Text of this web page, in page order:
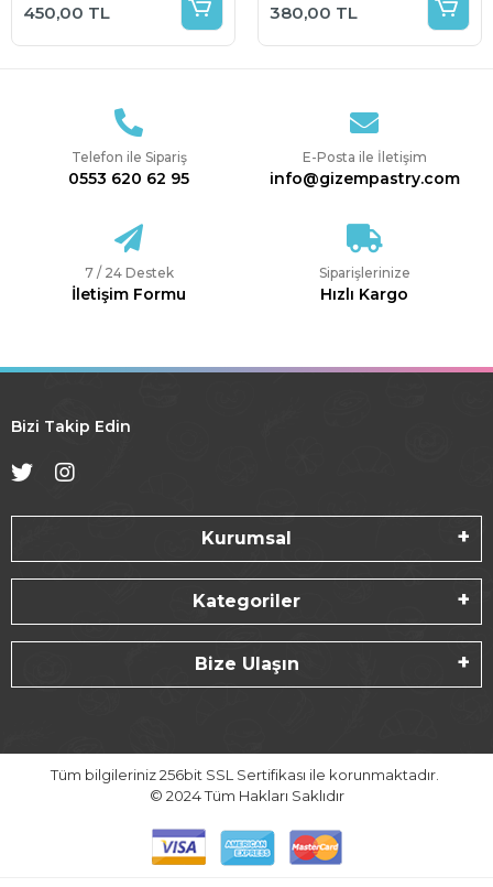
450,00 TL 380,00 TL
Telefon ile Sipariş
0553 620 62 95
E-Posta ile İletişim
info@gizempastry.com
7 / 24 Destek
İletişim Formu
Siparişlerinize
Hızlı Kargo
Bizi Takip Edin
Kurumsal
Kategoriler
Bize Ulaşın
Tüm bilgileriniz 256bit SSL Sertifikası ile korunmaktadır.
© 2024Tüm Hakları Saklıdır